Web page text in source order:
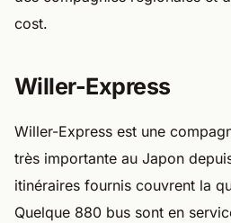
cost.
Willer-Express
Willer-Express est une
très importante au Japon
itinéraires fournis couvrent la
Quelque 880 bus sont en